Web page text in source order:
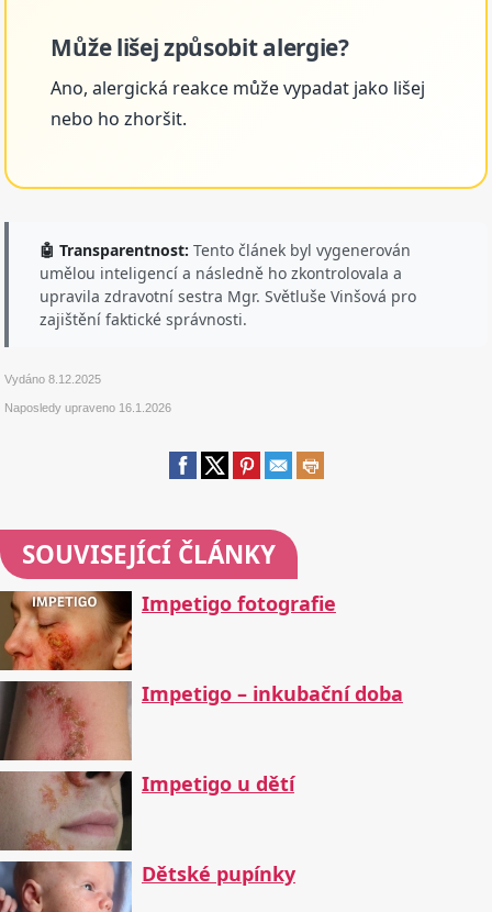
Může lišej způsobit alergie?
Ano, alergická reakce může vypadat jako lišej
nebo ho zhoršit.
🤖 Transparentnost: Tento článek byl vygenerován
umělou inteligencí a následně ho zkontrolovala a
upravila zdravotní sestra Mgr. Světluše Vinšová pro
zajištění faktické správnosti.
Vydáno8.12.2025
Naposledy upraveno 16.1.2026
SOUVISEJÍCÍ ČLÁNKY
Impetigo fotografie
Impetigo – inkubační doba
Impetigo u dětí
Dětské pupínky